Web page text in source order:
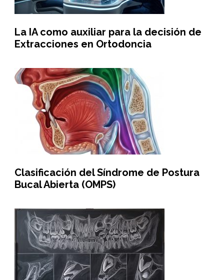
La IA como auxiliar para la decisión de
Extracciones en Ortodoncia
Clasificación del Síndrome de Postura
Bucal Abierta (OMPS)